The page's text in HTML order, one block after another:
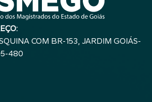
COM BR-153, JARDIM GOIÁS-
480